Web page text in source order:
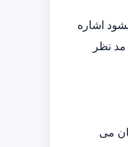
اشاره
نظر
می